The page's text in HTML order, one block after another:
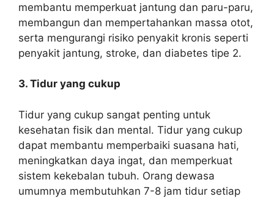
membantu memperkuat jantung dan paru-paru,
membangun dan mempertahankan massa otot,
serta mengurangi risiko penyakit kronis seperti
penyakit jantung, stroke, dan diabetes tipe 2.
3. Tidur yang cukup
Tidur yang cukup sangat penting untuk
kesehatan fisik dan mental. Tidur yang cukup
dapat membantu memperbaiki suasana hati,
meningkatkan daya ingat, dan memperkuat
sistem kekebalan tubuh. Orang dewasa
umumnya membutuhkan 7-8 jam tidur setiap